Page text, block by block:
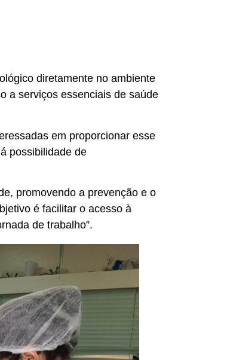
diretamente no ambiente
a serviços essenciais de saúde
em proporcionar esse
possibilidade de
promovendo a prevenção e o
é facilitar o acesso à
de trabalho”.